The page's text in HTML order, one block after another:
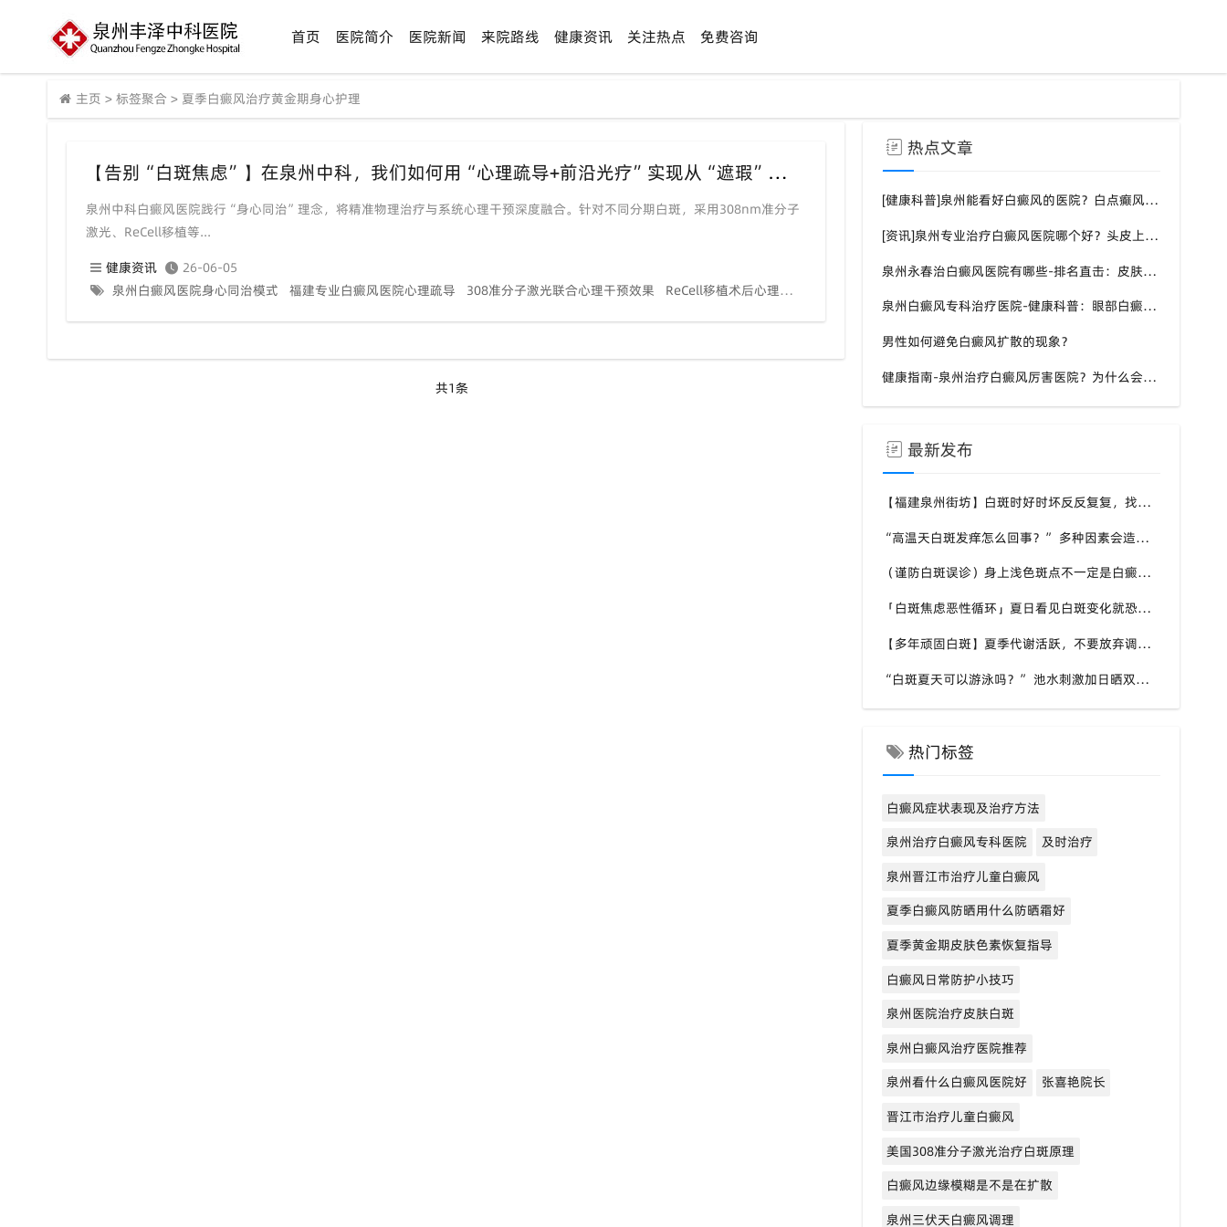
首页 医院简介 医院新闻 来院路线 健康资讯 关注热点 免费咨询
主页 > 标签聚合 > 夏季白癜风治疗黄金期身心护理
【告别“白斑焦虑”】在泉州中科，我们如何用“心理疏导+前沿光疗”实现从“遮瑕”到“复色”的身心蜕变？
泉州中科白癜风医院践行“身心同治”理念，将精准物理治疗与系统心理干预深度融合。针对不同分期白斑，采用308nm准分子
激光、ReCell移植等...
健康资讯
26-06-05
泉州白癜风医院身心同治模式
福建专业白癜风医院心理疏导 308准分子激光联合心理干预效果 ReCell移植术后心理康复支持
共1条
热点文章
[健康科普]泉州能看好白癜风的医院？白点癫风需要注意什么饮食？
[资讯]泉州专业治疗白癜风医院哪个好？头皮上有一块白色厚厚的头皮？
泉州永春治白癜风医院有哪些-排名直击：皮肤白斑是什么原因导致的？
泉州白癜风专科治疗医院-健康科普：眼部白癜风症状？
男性如何避免白癜风扩散的现象？
健康指南-泉州治疗白癜风厉害医院？为什么会长白斑的原因？
最新发布
【福建泉州街坊】白斑时好时坏反反复复，找不准诱因，泉州中科白癜风医院帮梳理夏季白斑波动各类诱因
“高温天白斑发痒怎么回事？” 多种因素会造成白斑处瘙痒，泉州中科白癜风医院讲解白斑发痒的处理方式
（谨防白斑误诊）身上浅色斑点不一定是白癜风，盲目用药危害皮肤，泉州中科白癜风医院建议先明确白斑类型
「白斑焦虑恶性循环」夏日看见白斑变化就恐慌，负面情绪反加重病情，泉州中科白癜风医院呼吁放平心态应对
【多年顽固白斑】夏季代谢活跃，不要放弃调理机会，泉州中科白癜风医院建议结合自身情况定制改善思路
“白斑夏天可以游泳吗？” 池水刺激加日晒双重考验，泉州中科白癜风医院告知白癜风人群游泳防护要点
热门标签
白癜风症状表现及治疗方法
泉州治疗白癜风专科医院
及时治疗
泉州晋江市治疗儿童白癜风
夏季白癜风防晒用什么防晒霜好
夏季黄金期皮肤色素恢复指导
白癜风日常防护小技巧
泉州医院治疗皮肤白斑
泉州白癜风治疗医院推荐
泉州看什么白癜风医院好
张喜艳院长
晋江市治疗儿童白癜风
美国308准分子激光治疗白斑原理
白癜风边缘模糊是不是在扩散
泉州三伏天白癜风调理